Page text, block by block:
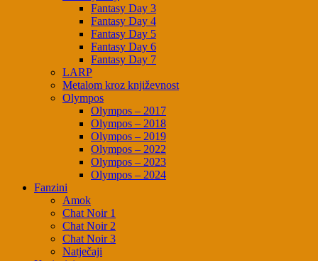
Fantasy Day 3
Fantasy Day 4
Fantasy Day 5
Fantasy Day 6
Fantasy Day 7
LARP
Metalom kroz književnost
Olympos
Olympos – 2017
Olympos – 2018
Olympos – 2019
Olympos – 2022
Olympos – 2023
Olympos – 2024
Fanzini
Amok
Chat Noir 1
Chat Noir 2
Chat Noir 3
Natječaji